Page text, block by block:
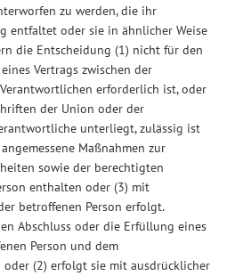
zu werden, die ihr
entfaltet oder sie in ähnlicher Weise
die Entscheidung (1) nicht für den
Vertrags zwischen der
erforderlich ist, oder
der Union oder der
unterliegt, zulässig ist
Maßnahmen zur
sowie der berechtigten
enthalten oder (3) mit
betroffenen Person erfolgt.
Abschluss oder die Erfüllung eines
Person und dem
(2) erfolgt sie mit ausdrücklicher